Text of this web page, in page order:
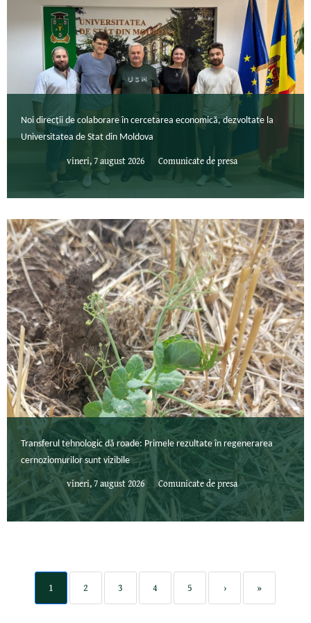
Noi direcții de colaborare în cercetarea economică, dezvoltate la
Universitatea de Stat din Moldova
vineri, 7 august 2026 Comunicate de presa
Transferul tehnologic dă roade: Primele rezultate în regenerarea
cernoziomurilor sunt vizibile
vineri, 7 august 2026 Comunicate de presa
1 2 3 4 5 › »